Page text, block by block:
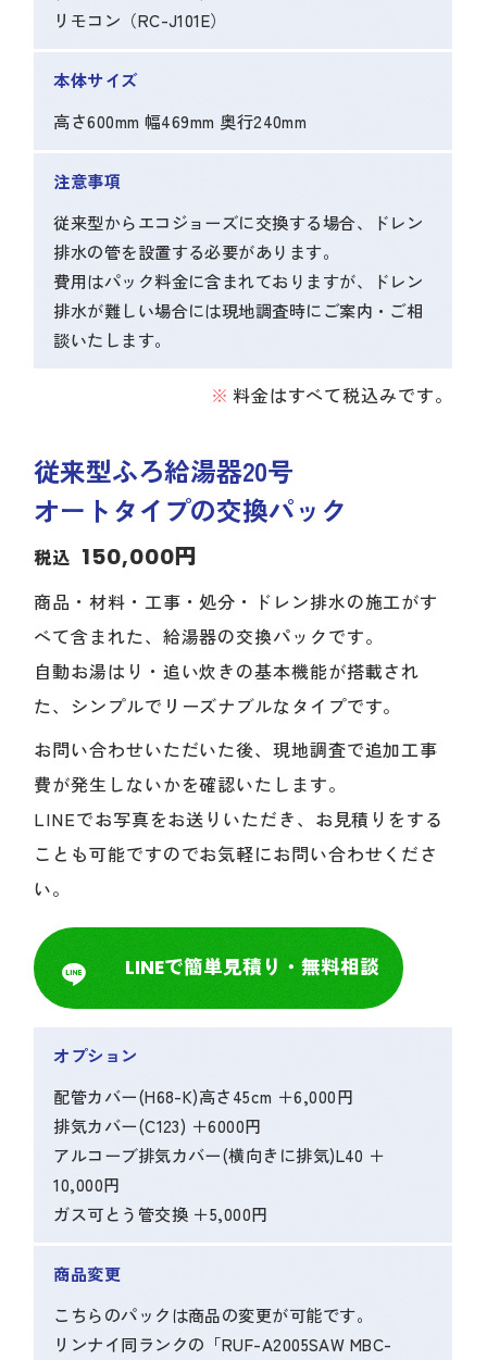
リモコン（RC-J101E）
本体サイズ
高さ600mm 幅469mm 奥行240mm
注意事項
従来型からエコジョーズに交換する場合、ドレン
排水の管を設置する必要があります。
費用はパック料金に含まれておりますが、ドレン
排水が難しい場合には現地調査時にご案内・ご相
談いたします。
料金はすべて税込みです。
従来型ふろ給湯器20号
オートタイプの交換パック
税込 150,000円
商品・材料・工事・処分・ドレン排水の施工がす
べて含まれた、給湯器の交換パックです。
自動お湯はり・追い炊きの基本機能が搭載され
た、シンプルでリーズナブルなタイプです。
お問い合わせいただいた後、現地調査で追加工事
費が発生しないかを確認いたします。
LINEでお写真をお送りいただき、お見積りをする
ことも可能ですのでお気軽にお問い合わせくださ
い。
LINEで簡単見積り・無料相談
オプション
配管カバー(H68-K)高さ45cm ＋6,000円
排気カバー(C123) ＋6000円
アルコーブ排気カバー(横向きに排気)L40 ＋
10,000円
ガス可とう管交換 ＋5,000円
商品変更
こちらのパックは商品の変更が可能です。
リンナイ同ランクの「RUF-A2005SAW MBC-